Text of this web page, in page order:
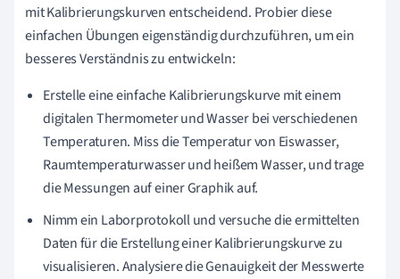
mit Kalibrierungskurven entscheidend. Probier diese
einfachen Übungen eigenständig durchzuführen, um ein
besseres Verständnis zu entwickeln:
Erstelle eine einfache Kalibrierungskurve mit einem
digitalen Thermometer und Wasser bei verschiedenen
Temperaturen. Miss die Temperatur von Eiswasser,
Raumtemperaturwasser und heißem Wasser, und trage
die Messungen auf einer Graphik auf.
Nimm ein Laborprotokoll und versuche die ermittelten
Daten für die Erstellung einer Kalibrierungskurve zu
visualisieren. Analysiere die Genauigkeit der Messwerte